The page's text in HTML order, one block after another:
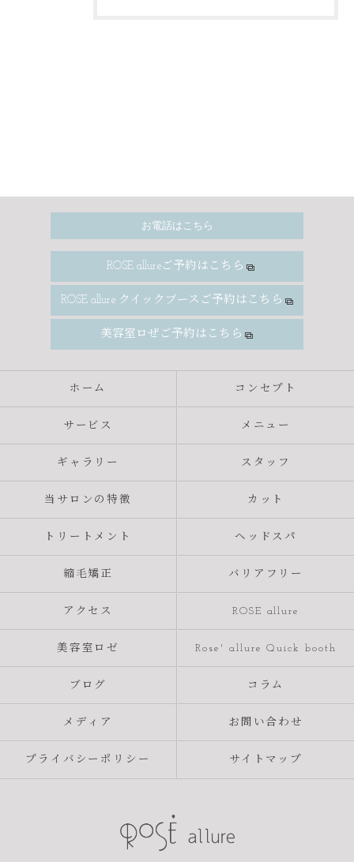
お電話はこちら
ROSE allureご予約はこちら
ROSE allure クイックブースご予約はこちら
美容室ロぜご予約はこちら
ホーム コンセプト
サービス メニュー
ギャラリー スタッフ
当サロンの特徴 カット
トリートメント ヘッドスパ
縮毛矯正 バリアフリー
アクセス ROSE allure
美容室ロゼ Rose' allure Quick booth
ブログ コラム
メディア お問い合わせ
プライバシーポリシー サイトマップ